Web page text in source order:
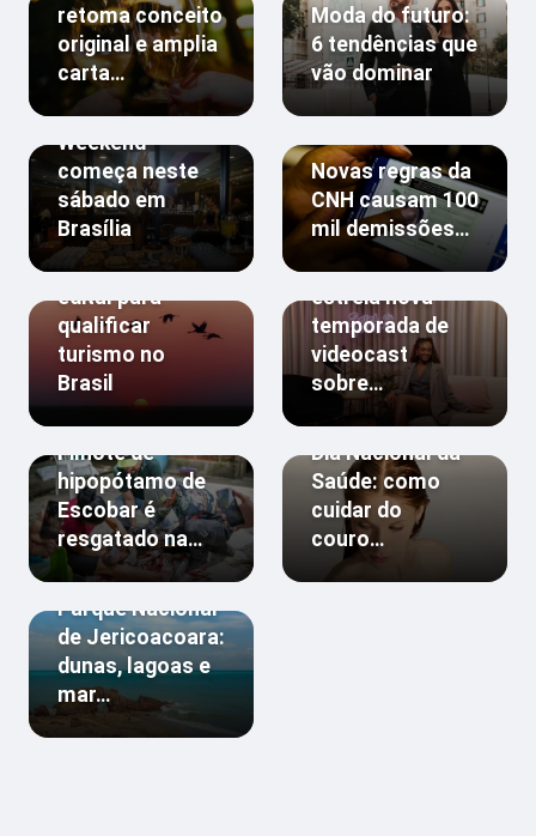
retoma conceito
original e amplia
carta…
Moda do futuro:
6 tendências que
vão dominar
Breakfast
Weekend
começa neste
sábado em
Brasília
Novas regras da
CNH causam 100
mil demissões…
UNESCO abre
edital para
qualificar
turismo no
Brasil
Sarah Aline
estreia nova
temporada de
videocast
sobre…
Filhote de
hipopótamo de
Escobar é
resgatado na…
Dia Nacional da
Saúde: como
cuidar do
couro…
Parque Nacional
de Jericoacoara:
dunas, lagoas e
mar…